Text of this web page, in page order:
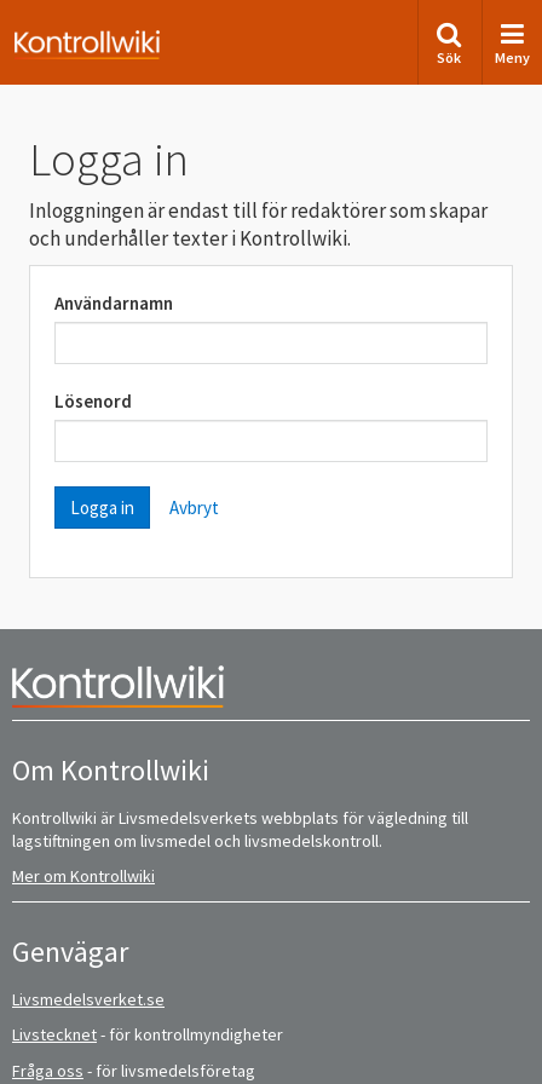
Sök Meny
Logga in
Inloggningen är endast till för redaktörer som skapar
och underhåller texter i Kontrollwiki.
Användarnamn
Lösenord
Avbryt
Om Kontrollwiki
Kontrollwiki är Livsmedelsverkets webbplats för vägledning till
lagstiftningen om livsmedel och livsmedelskontroll.
Mer om Kontrollwiki
Genvägar
Livsmedelsverket.se
Livstecknet- för kontrollmyndigheter
Fråga oss - för livsmedelsföretag